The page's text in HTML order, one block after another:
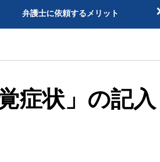
弁護士に依頼するメリット
症状」の記入